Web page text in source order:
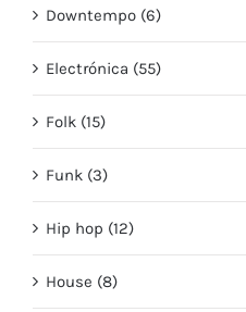
Downtempo (6)
Electrónica (55)
Folk (15)
Funk (3)
Hip hop (12)
House (8)